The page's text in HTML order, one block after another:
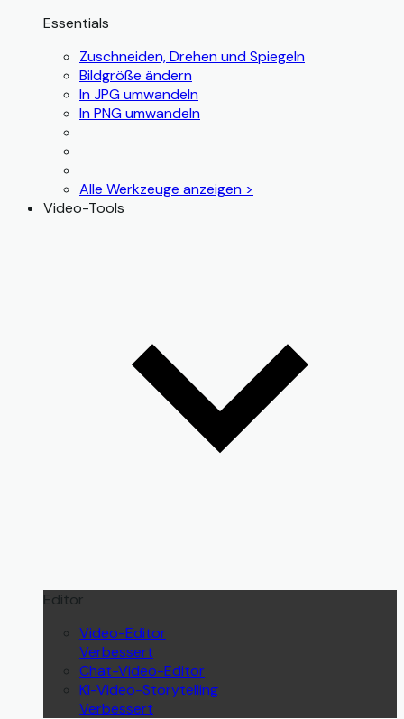
Essentials
Zuschneiden, Drehen und Spiegeln
Bildgröße ändern
In JPG umwandeln
In PNG umwandeln
Alle Werkzeuge anzeigen >
Video-Tools
Editor
Video-Editor
Verbessert
Chat-Video-Editor
KI-Video-Storytelling
Verbessert